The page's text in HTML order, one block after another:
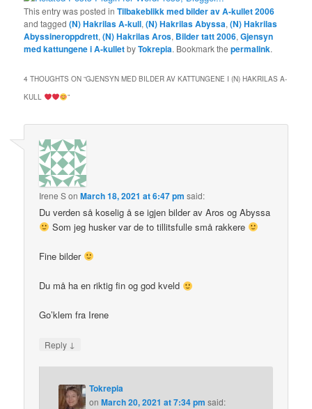
This entry was posted inTilbakeblikk med bilder av A-kullet 2006
and tagged(N) Hakrilas A-kull,(N) Hakrilas Abyssa,(N) Hakrilas
Abyssineroppdrett,(N) Hakrilas Aros, Bilder tatt 2006,Gjensyn
med kattungene i A-kulletbyTokrepia. Bookmark thepermalink.
4 THOUGHTS ON “GJENSYN MED BILDER AV KATTUNGENE I (N) HAKRILAS A-
KULL
”
Irene SonMarch 18, 2021 at 6:47 pm said:
Du verden så koselig å se igjen bilder av Aros og Abyssa
Som jeg husker var de to tillitsfulle små rakkere
Fine bilder
Du må ha en riktig fin og god kveld
Go’klem fra Irene
Reply ↓
Tokrepia
onMarch 20, 2021 at 7:34 pm said: